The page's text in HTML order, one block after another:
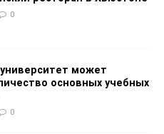
0
может
основных учебных
0